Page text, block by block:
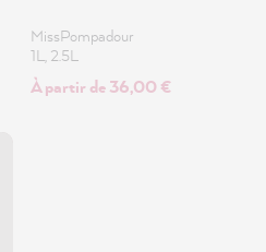
MissPompadour
1L, 2.5L
À partir de 36,00 €